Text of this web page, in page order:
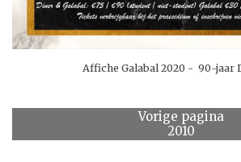
Affiche Galabal 2020 - 90-jaar
Vorige pagina
2010